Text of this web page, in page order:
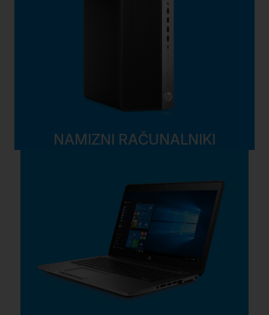
NAMIZNI RAČUNALNIKI